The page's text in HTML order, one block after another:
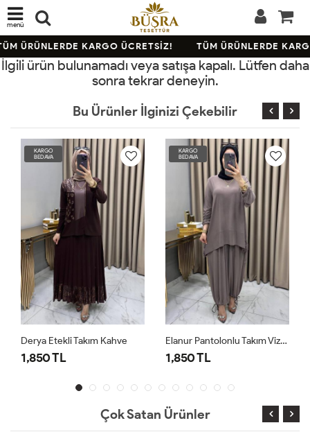
menü
ÜRÜNLERDE KARGO ÜCRETSİZ! TÜM ÜRÜNLERDE
İlgili ürün bulunamadı veya satışa kapalı. Lütfen daha
sonra tekrar deneyin.
Bu Ürünler İlginizi Çekebilir
Etekli Takım Kahve
TL
Elanur Pantolonlu Takım Vizon
1,850 TL
Çok Satan Ürünler